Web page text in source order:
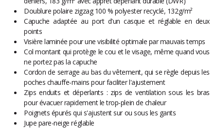
Doublure polaire zigzag 100 % polyester recyclé, 132g/m²
Capuche adaptée au port d'un casque et réglable en deux
points
Visière laminée pour une visibilité optimale par mauvais temps
Col montant qui protège le cou et le visage, même quand vous
ne portez pas la capuche
Cordon de serrage au bas du vêtement, qui se règle depuis les
poches chauffe-mains pour faciliter l'ajustement
Zips enduits et déperlants : zips de ventilation sous les bras
pour évacuer rapidement le trop-plein de chaleur
Poignets épurés qui s'ajustent sur ou sous les gants
Jupe pare-neige réglable